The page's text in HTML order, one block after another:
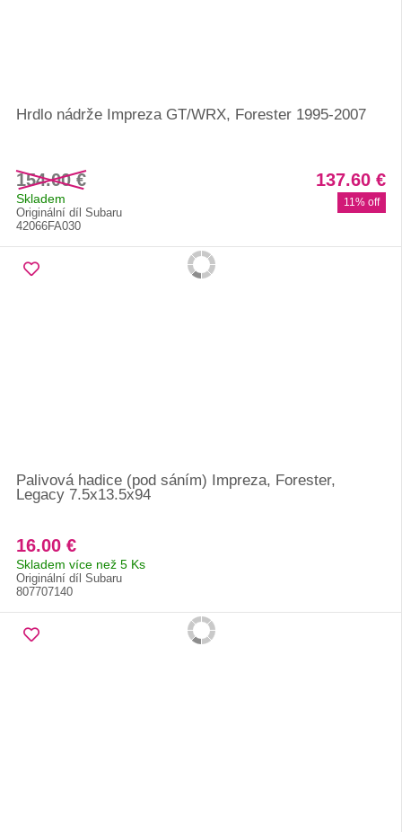
Hrdlo nádrže Impreza GT/WRX, Forester 1995-2007
154.00 € 137.60 €
11% off
Skladem
Originální díl Subaru
42066FA030
Palivová hadice (pod sáním) Impreza, Forester,
Legacy 7.5x13.5x94
16.00 €
Skladem více než 5 Ks
Originální díl Subaru
807707140